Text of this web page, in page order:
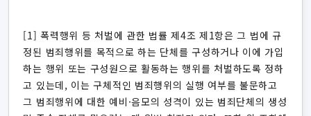
[1] 폭력행위 등 처벌에 관한 법률 제4조 제1항은 그 법에 규
정된 범죄행위를 목적으로 하는 단체를 구성하거나 이에 가입
하는 행위 또는 구성원으로 활동하는 행위를 처벌하도록 정하
고 있는데, 이는 구체적인 범죄행위의 실행 여부를 불문하고
그 범죄행위에 대한 예비·음모의 성격이 있는 범죄단체의 생성